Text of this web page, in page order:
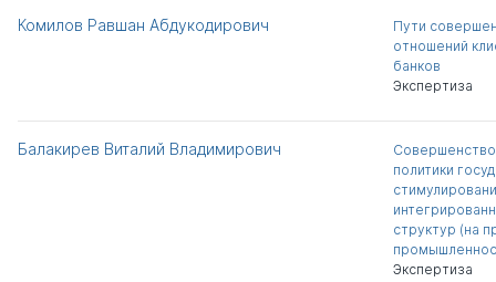
Комилов Равшан Абдукодирович
Пути
отношений
банков
Экспертиза
Балакирев Виталий Владимирович
политики
структур (на
Экспертиза